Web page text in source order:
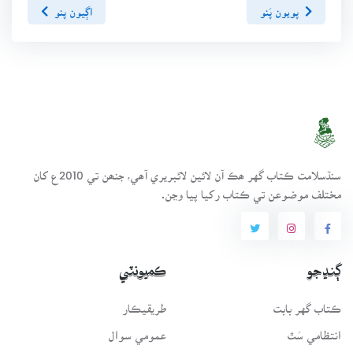
پويون پَنو اڳيون پنو
سنڌسلامت ڪتاب گهر ھڪ آن لائين لائبريري آھي، جنھن تي 2010ع کان
مختلف موضوعن تي ڪتاب رکيا پيا وڃن.
ڳنڍجو
ڪتاب گهر بابت
انتظامي سَٿ
ڪميونٽي
طريقيڪار
عمومي سوال